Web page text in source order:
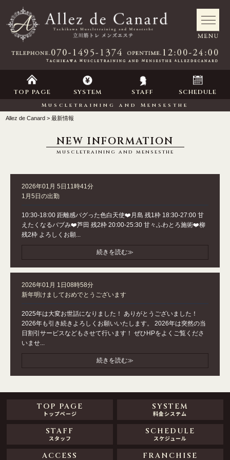
TOP PAGE SYSTEM STAFF SCHEDULE
Muscletraining and Mensesthe
Allez de Canard 最新情報
NEW INFORMATION
muscletraining and mensesthe
2026年01月 5日11時41分
1月5日の出勤
10:30-18:00 距離感バグった色白天使❤️月島 残1枠 18:30-27:00 甘
えたくなるバブみ❤️芦田 残2枠 20:00-25:30 甘々ふわとろ施術❤️柳
残2枠 よろしくお願...
続きを読む≫
2026年01月 1日08時58分
新年明けましておめでとうございます
2025年は大変お世話になりました！ ありがとうございました！
2026年も引き続きよろしくお願いいたします。 2026年は突然の当
日割引サービスなどもさせて行います！ ぜひHPをよくご覧くださ
いませ...
続きを読む≫
TOP PAGE
トップページ
SYSTEM
料金システム
STAFF
スタッフ
SCHEDULE
スケジュール
ACCESS FRANCHISE